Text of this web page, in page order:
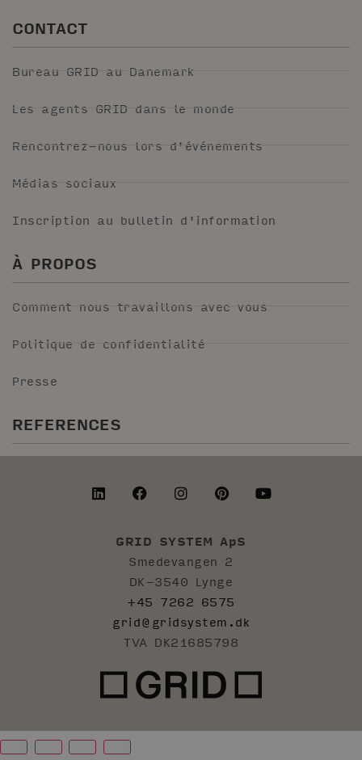
CONTACT
Bureau GRID au Danemark
Les agents GRID dans le monde
Rencontrez-nous lors d'événements
Médias sociaux
Inscription au bulletin d'information
À PROPOS
Comment nous travaillons avec vous
Politique de confidentialité
Presse
REFERENCES
GRID SYSTEM ApS
Smedevangen 2
DK-3540 Lynge
+45 7262 6575
grid@gridsystem.dk
TVA DK21685798